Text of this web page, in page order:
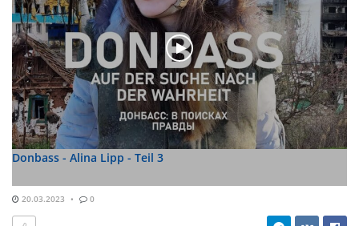
Donbass - Alina Lipp - Teil 3
20.03.2023 0